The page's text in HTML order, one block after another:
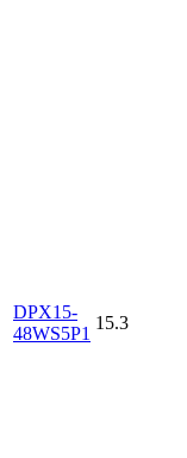
DPX15-
48WS5P1
15.3